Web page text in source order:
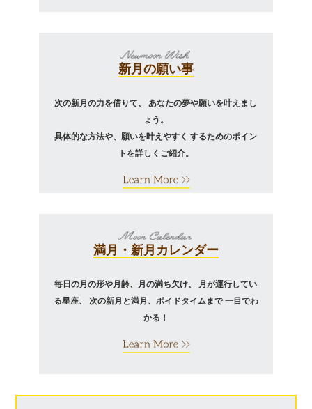
新月の願い事
次の新月の力を借りて、 あなたの夢や願いを叶えまし
ょう。
具体的な方法や、願いを叶えやすくするためのポイン
トを詳しくご紹介。
満月・新月カレンダー
毎日の月の形や月齢、月の満ち欠け、
月が運行してい
る星座、
次の新月と満月、ボイドタイムまで 一目でわ
かる！